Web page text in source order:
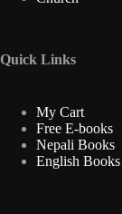
Quick Links
My Cart
Free E-books
Nepali Books
English Books